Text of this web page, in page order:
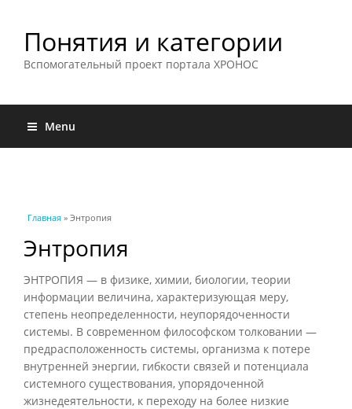
Понятия и категории
Вспомогательный проект портала ХРОНОС
Menu
Вы здесь
Главная » Энтропия
Энтропия
ЭНТРОПИЯ — в физике, химии, биологии, теории
информации величина, характеризующая меру,
степень неопределенности, неупорядоченности
системы. В современном философском толковании —
предрасположенность системы, организма к потере
внутренней энергии, гибкости связей и потенциала
системного существования, упорядоченной
жизнедеятельности, к переходу на более низкие